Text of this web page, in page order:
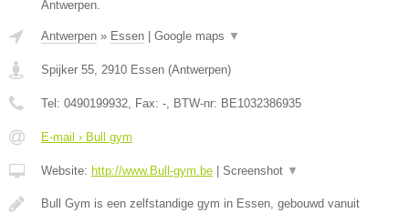
Antwerpen.
Antwerpen » Essen Google maps ▼
Spijker 55, 2910 Essen (Antwerpen)
Tel: 0490199932, Fax: -, BTW-nr: BE1032386935
E-mail › Bull gym
Website: http://www.Bull-gym.be Screenshot ▼
Bull Gym is een zelfstandige gym in Essen, gebouwd vanuit